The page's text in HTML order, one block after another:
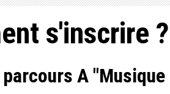
s'inscrire ?
A